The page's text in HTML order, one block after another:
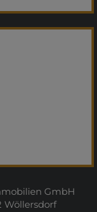
GmbH
Wöllersdorf